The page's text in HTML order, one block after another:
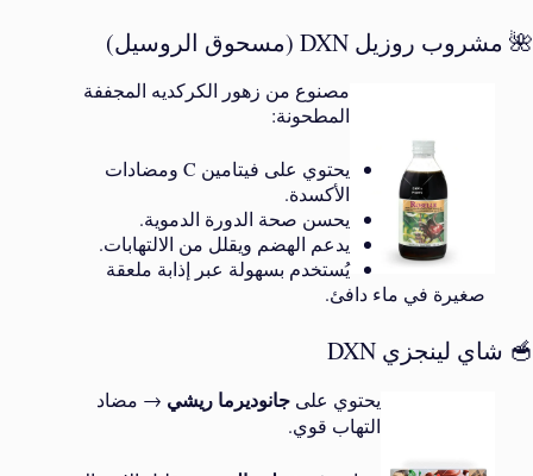
🌺 مشروب روزيل DXN (مسحوق الروسيل)
مصنوع من زهور الكركديه المجففة
المطحونة:
يحتوي على فيتامين C ومضادات
الأكسدة.
يحسن صحة الدورة الدموية.
يدعم الهضم ويقلل من الالتهابات.
يُستخدم بسهولة عبر إذابة ملعقة
صغيرة في ماء دافئ.
🥣 شاي لينجزي DXN
يحتوي على جانوديرما ريشي → مضاد
التهاب قوي.